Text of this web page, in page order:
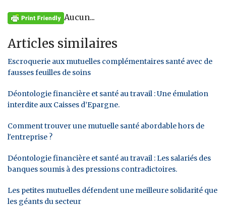
Aucun...
Articles similaires
Escroquerie aux mutuelles complémentaires santé avec de
fausses feuilles de soins
Déontologie financière et santé au travail : Une émulation
interdite aux Caisses d’Epargne.
Comment trouver une mutuelle santé abordable hors de
l'entreprise ?
Déontologie financière et santé au travail : Les salariés des
banques soumis à des pressions contradictoires.
Les petites mutuelles défendent une meilleure solidarité que
les géants du secteur